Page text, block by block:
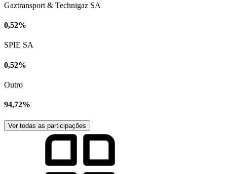
Gaztransport & Technigaz SA
0,52%
SPIE SA
0,52%
Outro
94,72%
Ver todas as participações